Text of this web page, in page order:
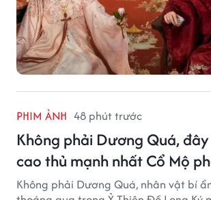
PHIM ẢNH 48 phút trước
Không phải Dương Quá,
cao thủ mạnh nhất Cổ Mộ
Không phải Dương Quá, nhân vật bí